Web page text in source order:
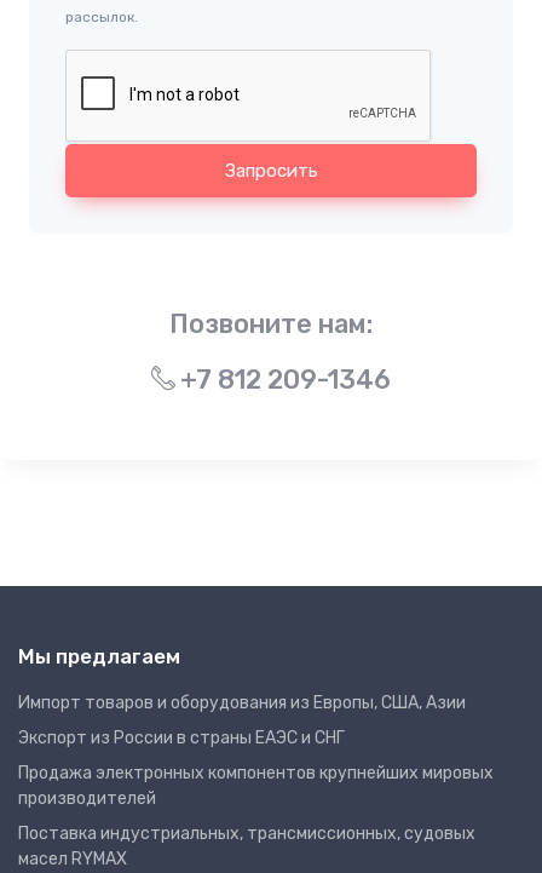
рассылок.
Запросить
Позвоните нам:
+7 812 209-1346
Мы предлагаем
Импорт товаров и оборудования из Европы, США, Азии
Экспорт из России в страны ЕАЭС и СНГ
Продажа электронных компонентов крупнейших мировых
производителей
Поставка индустриальных, трансмиссионных, судовых
масел RYMAX